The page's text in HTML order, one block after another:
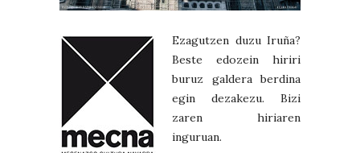
Ezagutzen duzu Iruña?
Beste edozein hiriri
buruz galdera berdina
egin dezakezu. Bizi
zaren hiriaren
inguruan.